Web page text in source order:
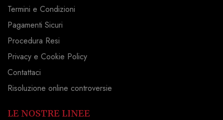
Termini e Condizioni
Pagamenti Sicuri
Procedura Resi
Privacy e Cookie Policy
Contattaci
Risoluzione online controversie
LE NOSTRE LINEE